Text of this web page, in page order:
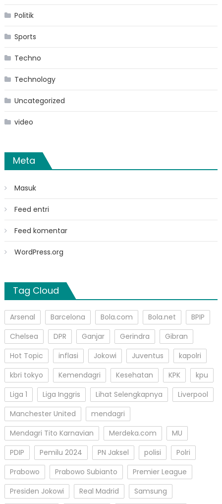
Politik
Sports
Techno
Technology
Uncategorized
video
Meta
Masuk
Feed entri
Feed komentar
WordPress.org
Tag Cloud
Arsenal Barcelona Bola.com Bola.net
BPIP
Chelsea
DPR Ganjar Gerindra
Gibran
Hot Topic
inflasi Jokowi Juventus
kapolri
kbri tokyo
Kemendagri Kesehatan KPK
kpu
Liga 1
Liga Inggris Lihat Selengkapnya
Liverpool
Manchester United
mendagri
Mendagri Tito Karnavian
Merdeka.com
MU
PDIP
Pemilu 2024 PN Jaksel polisi
Polri
Prabowo
Prabowo Subianto
Premier League
Presiden Jokowi
Real Madrid
Samsung